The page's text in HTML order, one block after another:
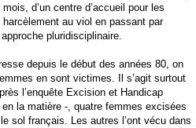
d’un centre d’accueil pour les
au viol en passant par
pluridisciplinaire.
depuis le début des années 80, on
en sont victimes. Il s’agit surtout
l’enquête Excision et Handicap
la matière -, quatre femmes excisées
sol français. Les autres l’ont vécu dans